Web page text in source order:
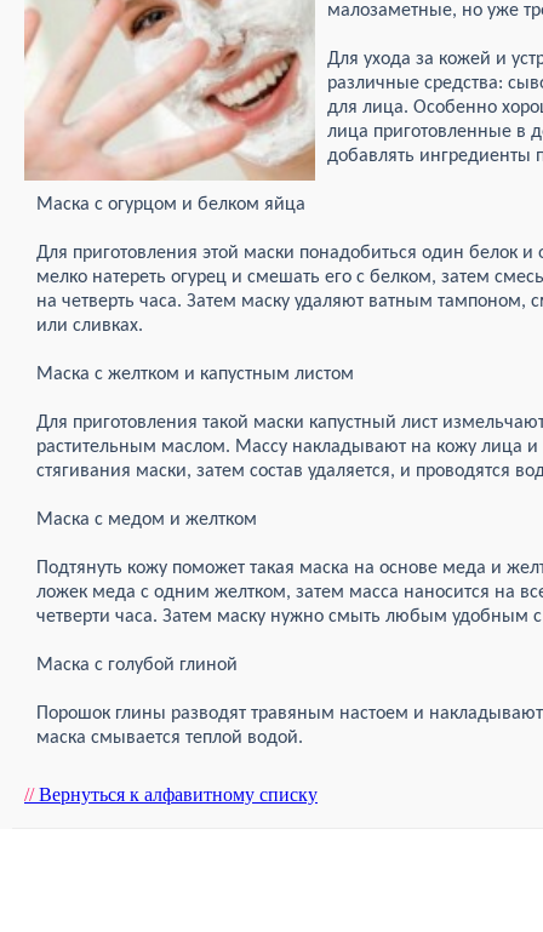
малозаметные, но уже
Для ухода за кожей и
различные средства:
для лица. Особенно
лица приготовленные в
добавлять ингредиенты
Маска с огурцом и белком яйца
Для приготовления этой маски понадобиться один белок
мелко натереть огурец и смешать его с белком, затем
на четверть часа. Затем маску удаляют ватным
или сливках.
Маска с желтком и капустным листом
Для приготовления такой маски капустный лист
растительным маслом. Массу накладывают на кожу лица и
стягивания маски, затем состав удаляется, и проводятся
Маска с медом и желтком
Подтянуть кожу поможет такая маска на основе меда и
ложек меда с одним желтком, затем масса наносится на
четверти часа. Затем маску нужно смыть любым удобным
Маска с голубой глиной
Порошок глины разводят травяным настоем и
маска смывается теплой водой.
//Вернуться к алфавитному списку